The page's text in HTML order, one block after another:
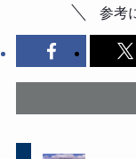
参考